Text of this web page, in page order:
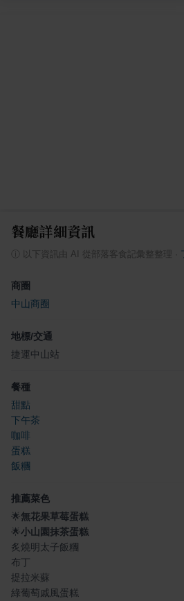
餐廳詳細資訊
以下資訊由 AI 從部落客食記彙整整理
商圈
中山商圈
地標/交通
捷運中山站
餐種
甜點
下午茶
咖啡
蛋糕
飯糰
推薦菜色
🌟無花果草莓蛋糕
🌟小山園抹茶蛋糕
炙燒明太子飯糰
布丁
提拉米蘇
綠葡萄戚風蛋糕